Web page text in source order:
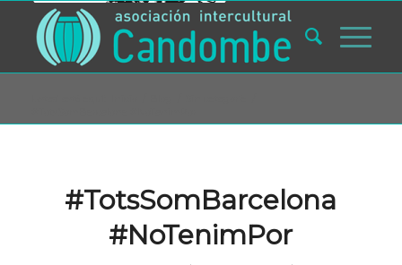
#TotsSomBarcelona
#NoTenimPor